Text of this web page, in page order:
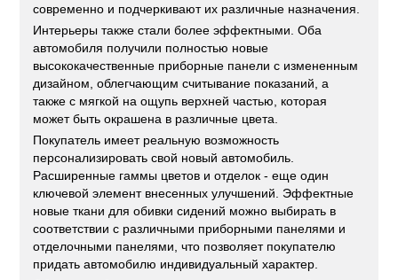
современно и подчеркивают их различные назначения.
Интерьеры также стали более эффектными. Оба
автомобиля получили полностью новые
высококачественные приборные панели с измененным
дизайном, облегчающим считывание показаний, а
также с мягкой на ощупь верхней частью, которая
может быть окрашена в различные цвета.
Покупатель имеет реальную возможность
персонализировать свой новый автомобиль.
Расширенные гаммы цветов и отделок - еще один
ключевой элемент внесенных улучшений. Эффектные
новые ткани для обивки сидений можно выбирать в
соответствии с различными приборными панелями и
отделочными панелями, что позволяет покупателю
придать автомобилю индивидуальный характер.